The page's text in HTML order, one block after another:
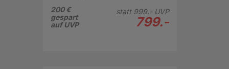
200 €
gespart
auf UVP
statt 999.-UVP
799.-